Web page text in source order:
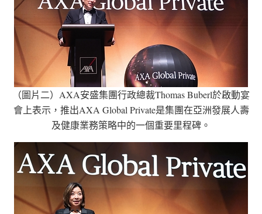
（圖片二）AXA安盛集團行政總裁Thomas Buberl於啟動宴
會上表示，推出AXA Global Private是集團在亞洲發展人壽
及健康業務策略中的一個重要里程碑。